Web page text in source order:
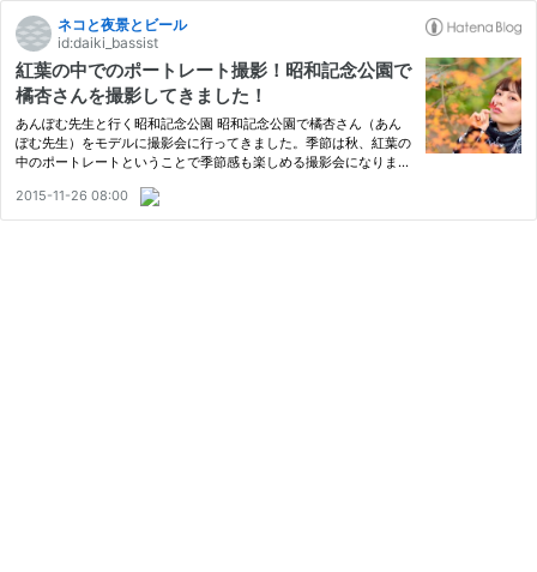
ネコと夜景とビール
id:daiki_bassist
紅葉の中でのポートレート撮影！昭和記念公園で
橘杏さんを撮影してきました！
あんぽむ先生と行く昭和記念公園 昭和記念公園で橘杏さん（あん
ぽむ先生）をモデルに撮影会に行ってきました。季節は秋、紅葉の
中のポートレートということで季節感も楽しめる撮影会になりまし
きます。私はもともとあんぽむ先生のことをベルマーレクイーン
の…
2015-11-26 08:00